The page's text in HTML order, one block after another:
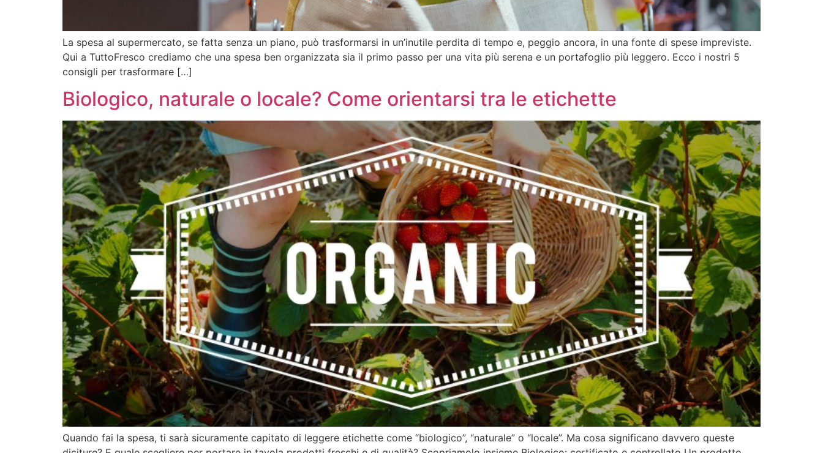
La spesa al supermercato, se fatta senza un piano, può trasformarsi in un’inutile perdita di tempo e, peggio ancora, in una fonte di spese impreviste.
Qui a TuttoFresco crediamo che una spesa ben organizzata sia il primo passo per una vita più serena e un portafoglio più leggero. Ecco i nostri 5
consigli per trasformare […]
Biologico, naturale o locale? Come orientarsi tra le etichette
Quando fai la spesa, ti sarà sicuramente capitato di leggere etichette come “biologico”, “naturale” o “locale”. Ma cosa significano davvero queste